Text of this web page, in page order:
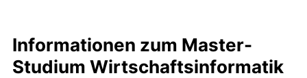
Informationen zum Master-
Studium Wirtschaftsinformatik